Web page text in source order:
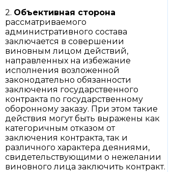
2. Объективная сторона
рассматриваемого
административного состава
заключается в совершении
виновным лицом действий,
направленных на избежание
исполнения возложенной
законодательно обязанности
заключения государственного
контракта по государственному
оборонному заказу. При этом такие
действия могут быть выражены как
категоричным отказом от
заключения контракта, так и
различного характера деяниями,
свидетельствующими о нежелании
виновного лица заключить контракт.